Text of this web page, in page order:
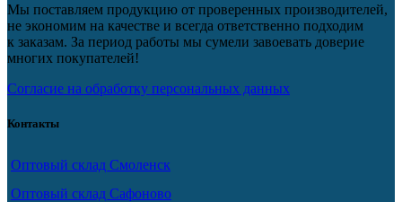
Мы поставляем продукцию от проверенных производителей,
не экономим на качестве и всегда ответственно подходим
к заказам. За период работы мы сумели завоевать доверие
многих покупателей!
Согласие на обработку персональных данных
Контакты
Оптовый склад Смоленск
Оптовый склад Сафоново